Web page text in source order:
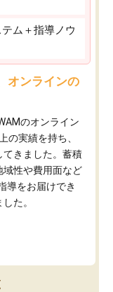
ム＋指導ノウ
オンラインの
のオンライン
の実績を持ち、
てきました。蓄積
域性や費用面など
導をお届けでき
た。